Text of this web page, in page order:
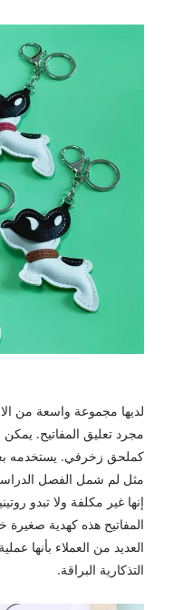
لديها مجموعة واسعة من
مجرد تعليق المفاتيح.
كملحق زخرفي. يستخدمه
مثل لم شمل الفصل الدراسي
إنها غير مكلفة ولا تبدو
المفاتيح هذه كهدية صغيرة
العديد من العملاء بأنها
التذكارية البراقة.